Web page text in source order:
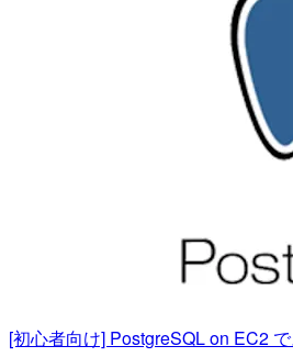
[初心者向け] PostgreSQL on EC2